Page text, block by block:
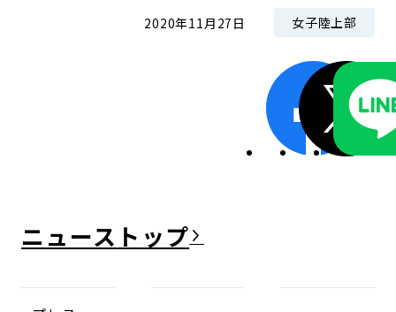
2020年11月27日 女子陸上部
ニュース